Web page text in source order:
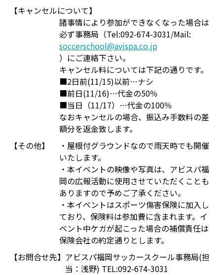
【キャンセルについて】
諸事情により参加ができなくなった場合は
必ず事務局（Tel:092-674-3031/Mail:
soccerschool@avispa.co.jp
）にご連絡下さい。
キャンセル料については下記の通りです。
■2日前(11/15)以前…ナシ
■前日(11/16)…代金の50％
■当日（11/17）…代金の100％
なおキャンセルの場合、振込み手数料の差
額分を返金致します。
【その他】
・屋根付グラウンドなので雨天時でも開催
いたします。
・本イベントの映像や写真は、アビスパ福
岡の広報活動に使用させていただくことも
ありますので予めご了承ください。
・本イベントはスポーツ傷害保険に加入し
ており、保険料は参加費に含まれます。イ
ベント中ケガが起こった場合の補償責任は
保険会社の約定通りとします。
【お問合せ先】 アビスパ福岡サッカースクール事務局(担
当：浅野) TEL:092-674-3031